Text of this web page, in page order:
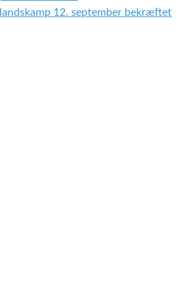
12. september bekræftet